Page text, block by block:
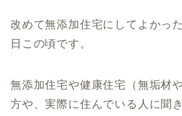
改めて無添加住宅にしてよかっ
日この頃です。
無添加住宅や健康住宅（無垢材
方や、実際に住んでいる人に聞